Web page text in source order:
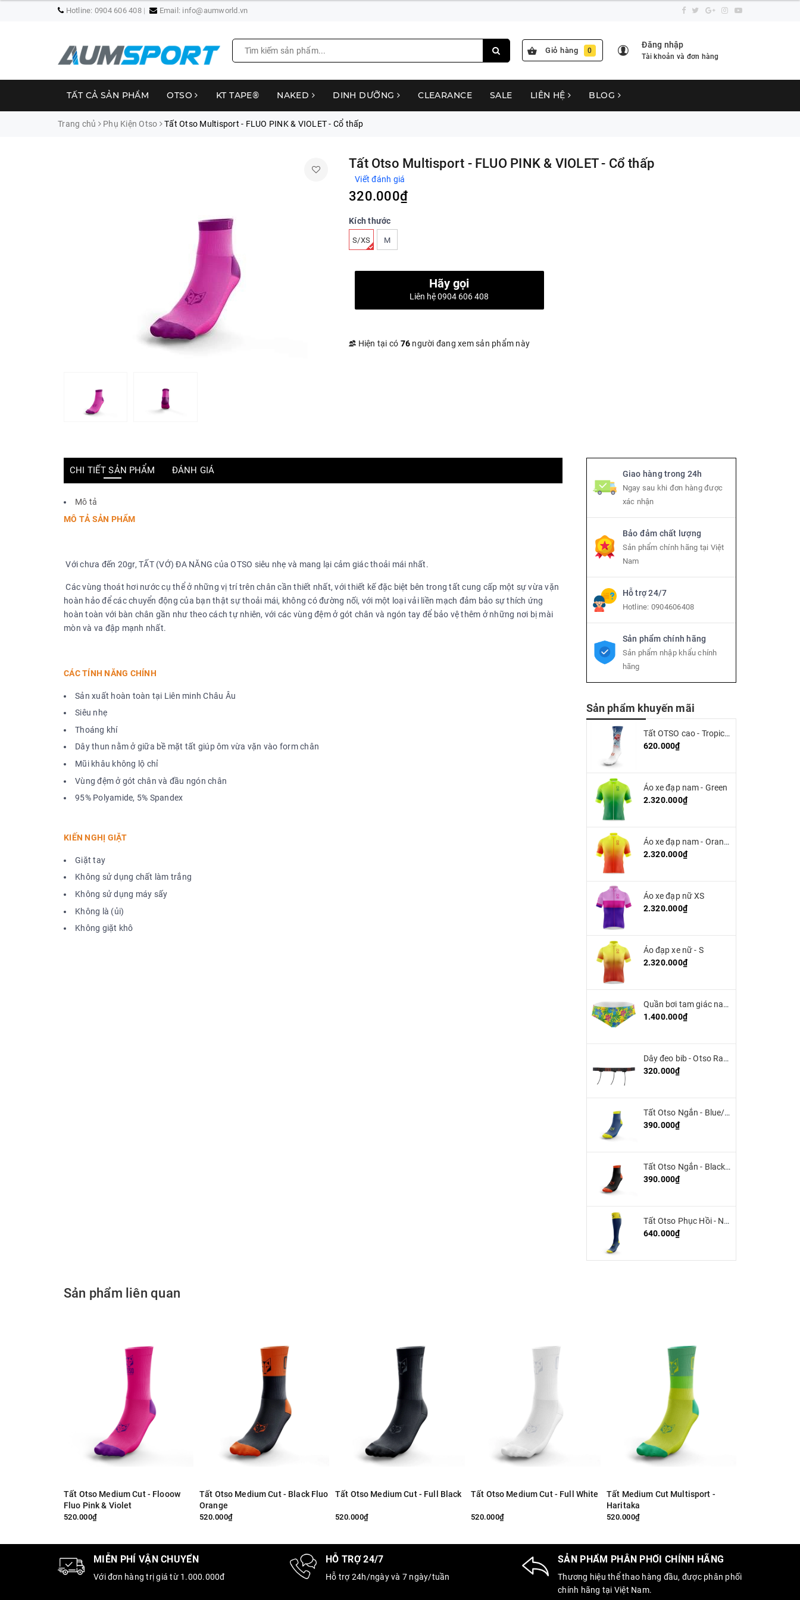
Hotline: 0904 606 408 Email: info@aumworld.vn
Giỏ hàng 0
Đăng nhập
Tài khoản và đơn hàng
TẤT CẢ SẢN PHẨM OTSO KT TAPE® NAKED DINH DƯỠNG CLEARANCE SALE LIÊN HỆ BLOG
Trang chủ Phụ Kiện Otso Tất Otso Multisport - FLUO PINK & VIOLET - Cổ thấp
Tất Otso Multisport - FLUO PINK & VIOLET - Cổ thấp
Viết đánh giá
320.000₫
Kích thước
S/XS M
Hãy gọi
Liên hệ 0904 606 408
Hiện tại có 76 người đang xem sản phẩm này
CHI TIẾT SẢN PHẨM ĐÁNH GIÁ
Mô tả
MÔ TẢ SẢN PHẨM
Với chưa đến 20gr, TẤT (VỚ) ĐA NĂNG của OTSO siêu nhẹ và mang lại cảm giác thoải mái nhất.
Các vùng thoát hơi nước cụ thể ở những vị trí trên chân cần thiết nhất, với thiết kế đặc biệt bên trong tất cung cấp một sự vừa vặn
hoàn hảo để các chuyển động của bạn thật sự thoải mái, không có đường nối, với một loại vải liền mạch đảm bảo sự thích ứng
hoàn toàn với bàn chân gần như theo cách tự nhiên, với các vùng đệm ở gót chân và ngón tay để bảo vệ thêm ở những nơi bị mài
mòn và va đập mạnh nhất.
CÁC TÍNH NĂNG CHÍNH
Sản xuất hoàn toàn tại Liên minh Châu Âu
Siêu nhẹ
Thoáng khí
Dây thun nằm ở giữa bề mặt tất giúp ôm vừa vặn vào form chân
Mũi khâu không lộ chỉ
Vùng đệm ở gót chân và đầu ngón chân
95% Polyamide, 5% Spandex
KIẾN NGHỊ GIẶT
Giặt tay
Không sử dụng chất làm trắng
Không sử dụng máy sấy
Không là (ủi)
Không giặt khô
Giao hàng trong 24h
Ngay sau khi đơn hàng được
xác nhận
Bảo đảm chất lượng
Sản phẩm chính hãng tại Việt
Nam
Hỗ trợ 24/7
Hotline: 0904606408
Sản phẩm chính hãng
Sản phẩm nhập khẩu chính
hãng
Sản phẩm khuyến mãi
Tất OTSO cao - Tropical (high cut)
620.000₫
Áo xe đạp nam - Green
2.320.000₫
Áo xe đạp nam - Orange
2.320.000₫
Áo xe đạp nữ XS
2.320.000₫
Áo đạp xe nữ - S
2.320.000₫
Quần bơi tam giác nam OTSO - Yellow Floral
1.400.000₫
Dây đeo bib - Otso Race Belt
320.000₫
Tất Otso Ngắn - Blue/Yellow (Low Cut)
390.000₫
Tất Otso Ngắn - Black/Orange (low cut)
390.000₫
Tất Otso Phục Hồi - Navy blue/Fluo Yellow - Multisport Recovery
640.000₫
Sản phẩm liên quan
Tất Otso Medium Cut - Flooow
Fluo Pink & Violet
520.000₫
Tất Otso Medium Cut - Black Fluo
Orange
520.000₫
Tất Otso Medium Cut - Full Black
520.000₫
Tất Otso Medium Cut - Full White
520.000₫
Tất Medium Cut Multisport -
Haritaka
520.000₫
MIỄN PHÍ VẬN CHUYỂN
Với đơn hàng trị giá từ 1.000.000đ
HỖ TRỢ 24/7
Hỗ trợ 24h/ngày và 7 ngày/tuần
SẢN PHẨM PHÂN PHỐI CHÍNH HÃNG
Thương hiệu thể thao hàng đầu, được phân phối
chính hãng tại Việt Nam.